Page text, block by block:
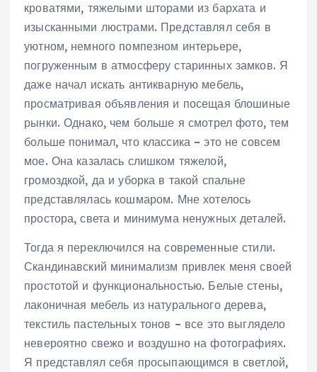
кроватями, тяжелыми шторами из бархата и
изысканными люстрами. Представлял себя в
уютном, немного помпезном интерьере,
погруженным в атмосферу старинных замков. Я
даже начал искать антикварную мебель,
просматривая объявления и посещая блошиные
рынки. Однако, чем больше я смотрел фото, тем
больше понимал, что классика – это не совсем
мое. Она казалась слишком тяжелой,
громоздкой, да и уборка в такой спальне
представлялась кошмаром. Мне хотелось
простора, света и минимума ненужных деталей.
Тогда я переключился на современные стили.
Скандинавский минимализм привлек меня своей
простотой и функциональностью. Белые стены,
лаконичная мебель из натурального дерева,
текстиль пастельных тонов – все это выглядело
невероятно свежо и воздушно на фотографиях.
Я представлял себя просыпающимся в светлой,